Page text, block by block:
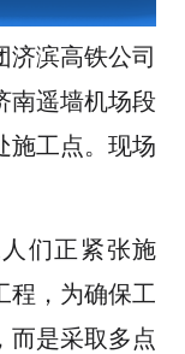
济滨高铁公司
南遥墙机场段
施工点。现场
们正紧张施
程，为确保工
而是采取多点